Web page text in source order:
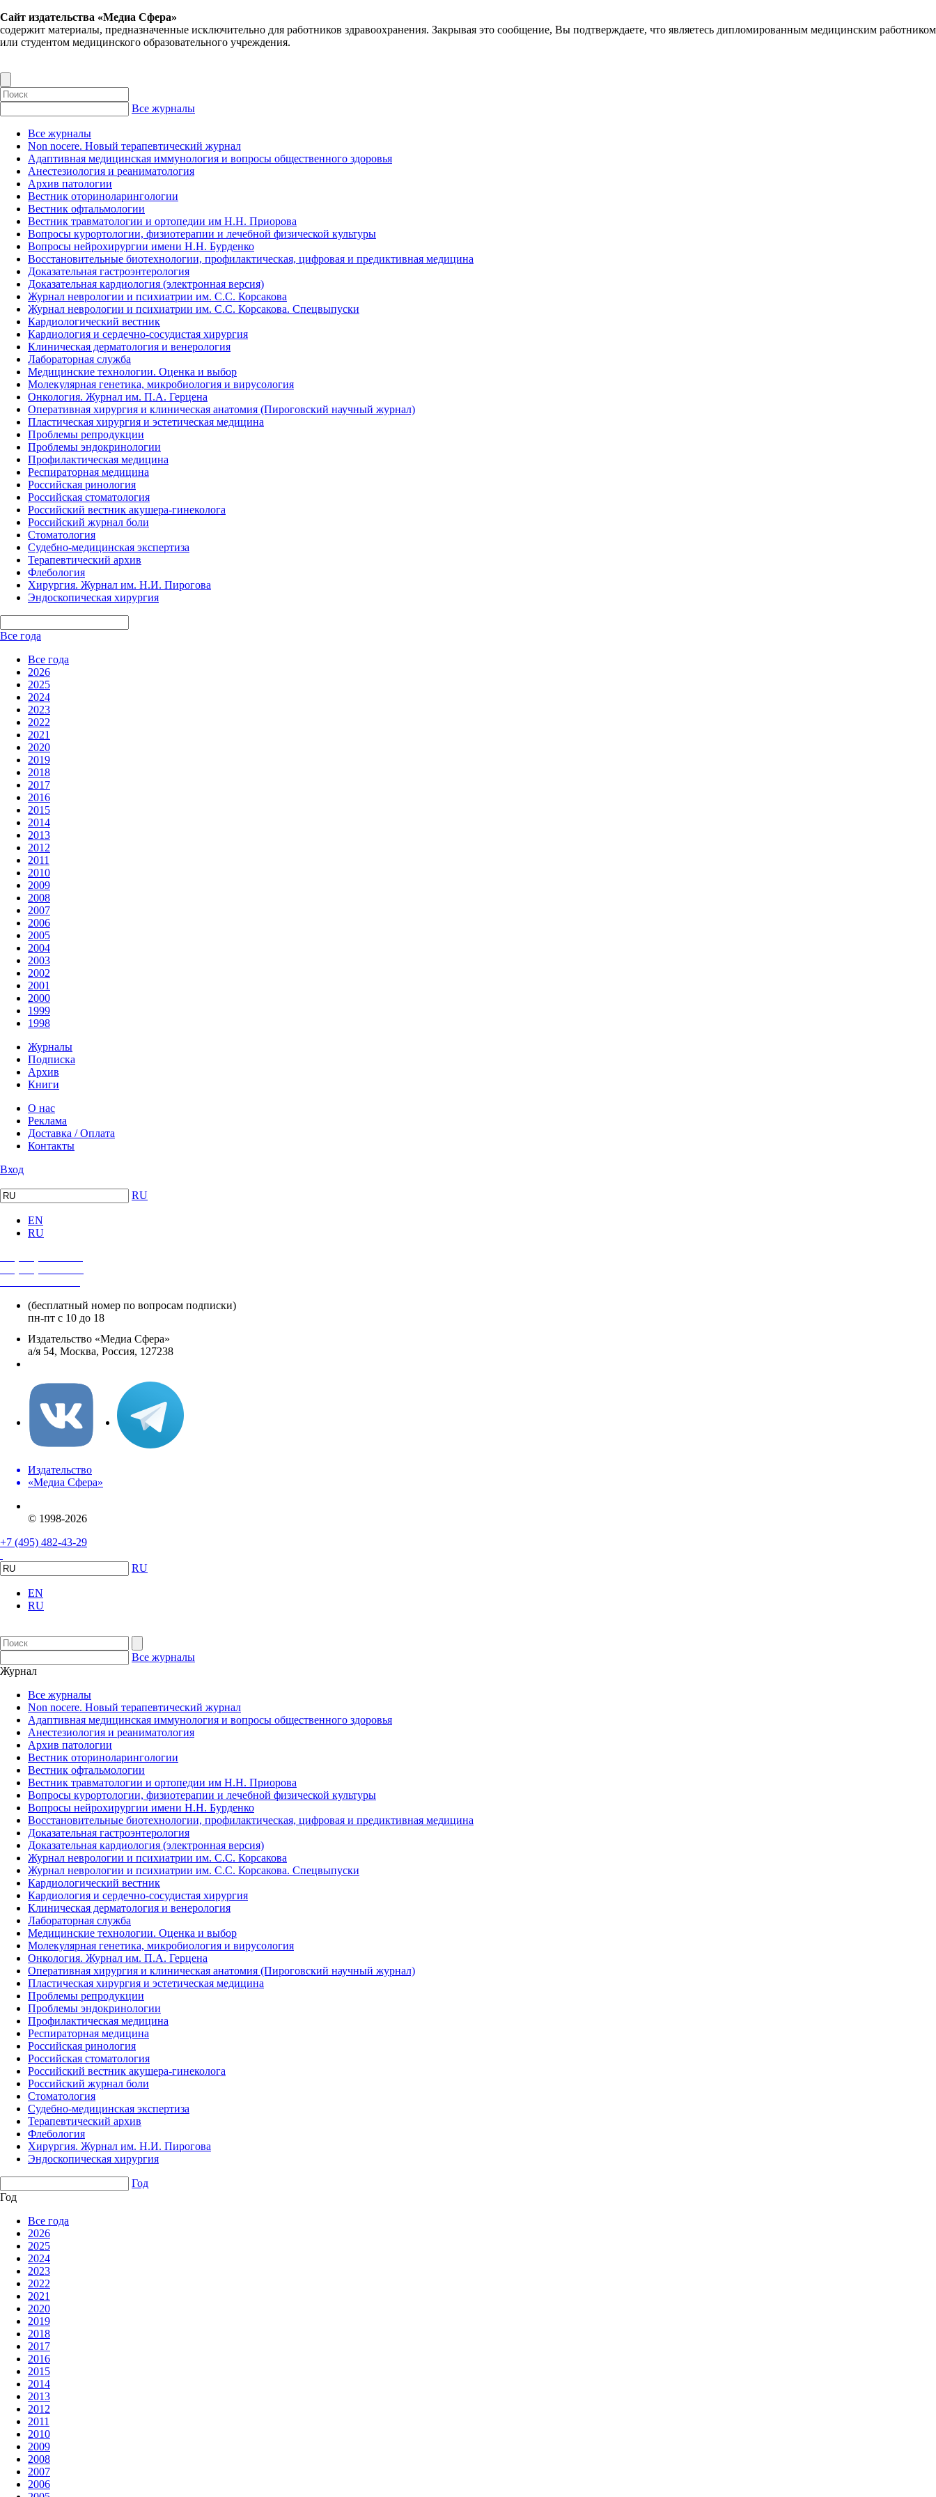
Сайт издательства «Медиа Сфера»
содержит материалы, предназначенные исключительно для работников здравоохранения. Закрывая это сообщение, Вы подтверждаете, что являетесь дипломированным медицинским работником
или студентом медицинского образовательного учреждения.
Все журналы
Все журналы
Non nocere. Новый терапевтический журнал
Адаптивная медицинская иммунология и вопросы общественного здоровья
Анестезиология и реаниматология
Архив патологии
Вестник оториноларингологии
Вестник офтальмологии
Вестник травматологии и ортопедии им Н.Н. Приорова
Вопросы курортологии, физиотерапии и лечебной физической культуры
Вопросы нейрохирургии имени Н.Н. Бурденко
Восстановительные биотехнологии, профилактическая, цифровая и предиктивная медицина
Доказательная гастроэнтерология
Доказательная кардиология (электронная версия)
Журнал неврологии и психиатрии им. С.С. Корсакова
Журнал неврологии и психиатрии им. С.С. Корсакова. Спецвыпуски
Кардиологический вестник
Кардиология и сердечно-сосудистая хирургия
Клиническая дерматология и венерология
Лабораторная служба
Медицинские технологии. Оценка и выбор
Молекулярная генетика, микробиология и вирусология
Онкология. Журнал им. П.А. Герцена
Оперативная хирургия и клиническая анатомия (Пироговский научный журнал)
Пластическая хирургия и эстетическая медицина
Проблемы репродукции
Проблемы эндокринологии
Профилактическая медицина
Респираторная медицина
Российская ринология
Российская стоматология
Российский вестник акушера-гинеколога
Российский журнал боли
Стоматология
Судебно-медицинская экспертиза
Терапевтический архив
Флебология
Хирургия. Журнал им. Н.И. Пирогова
Эндоскопическая хирургия
Все года
Все года
2026
2025
2024
2023
2022
2021
2020
2019
2018
2017
2016
2015
2014
2013
2012
2011
2010
2009
2008
2007
2006
2005
2004
2003
2002
2001
2000
1999
1998
Журналы
Подписка
Архив
Книги
О нас
Реклама
Доставка / Оплата
Контакты
Вход
RU
EN
RU
(бесплатный номер по вопросам подписки)
пн-пт с 10 до 18
Издательство «Медиа Сфера»
а/я 54, Москва, Россия, 127238
Издательство
«Медиа Сфера»
© 1998-2026
+7 (495) 482-43-29
RU
EN
RU
Все журналы
Журнал
Все журналы
Non nocere. Новый терапевтический журнал
Адаптивная медицинская иммунология и вопросы общественного здоровья
Анестезиология и реаниматология
Архив патологии
Вестник оториноларингологии
Вестник офтальмологии
Вестник травматологии и ортопедии им Н.Н. Приорова
Вопросы курортологии, физиотерапии и лечебной физической культуры
Вопросы нейрохирургии имени Н.Н. Бурденко
Восстановительные биотехнологии, профилактическая, цифровая и предиктивная медицина
Доказательная гастроэнтерология
Доказательная кардиология (электронная версия)
Журнал неврологии и психиатрии им. С.С. Корсакова
Журнал неврологии и психиатрии им. С.С. Корсакова. Спецвыпуски
Кардиологический вестник
Кардиология и сердечно-сосудистая хирургия
Клиническая дерматология и венерология
Лабораторная служба
Медицинские технологии. Оценка и выбор
Молекулярная генетика, микробиология и вирусология
Онкология. Журнал им. П.А. Герцена
Оперативная хирургия и клиническая анатомия (Пироговский научный журнал)
Пластическая хирургия и эстетическая медицина
Проблемы репродукции
Проблемы эндокринологии
Профилактическая медицина
Респираторная медицина
Российская ринология
Российская стоматология
Российский вестник акушера-гинеколога
Российский журнал боли
Стоматология
Судебно-медицинская экспертиза
Терапевтический архив
Флебология
Хирургия. Журнал им. Н.И. Пирогова
Эндоскопическая хирургия
Год
Год
Все года
2026
2025
2024
2023
2022
2021
2020
2019
2018
2017
2016
2015
2014
2013
2012
2011
2010
2009
2008
2007
2006